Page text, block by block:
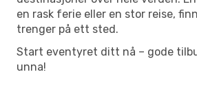
en rask ferie eller en stor reise,
trenger på ett sted.
Start eventyret ditt nå – gode
unna!